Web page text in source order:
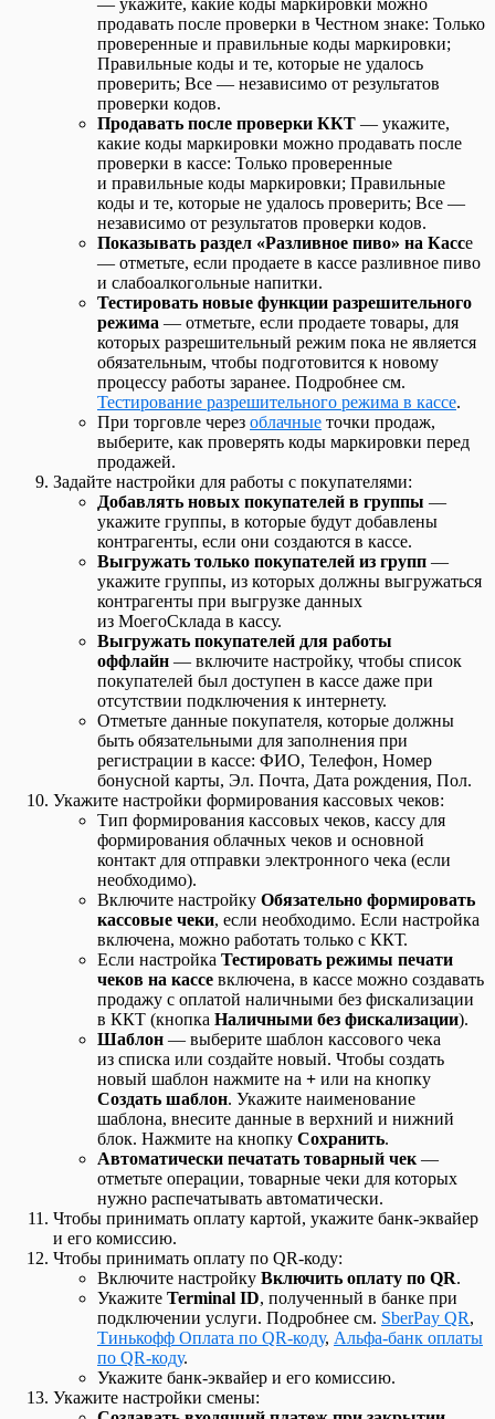
— укажите, какие коды маркировки можно
продавать после проверки в Честном знаке: Только
проверенные и правильные коды маркировки;
Правильные коды и те, которые не удалось
проверить; Все — независимо от результатов
проверки кодов.
Продавать после проверки ККТ — укажите,
какие коды маркировки можно продавать после
проверки в кассе: Только проверенные
и правильные коды маркировки; Правильные
коды и те, которые не удалось проверить; Все —
независимо от результатов проверки кодов.
Показывать раздел «Разливное пиво» на Кассе
— отметьте, если продаете в кассе разливное пиво
и слабоалкогольные напитки.
Тестировать новые функции разрешительного
режима — отметьте, если продаете товары, для
которых разрешительный режим пока не является
обязательным, чтобы подготовится к новому
процессу работы заранее. Подробнее см.
Тестирование разрешительного режима в кассе.
При торговле через облачные точки продаж,
выберите, как проверять коды маркировки перед
продажей.
Задайте настройки для работы с покупателями:
Добавлять новых покупателей в группы —
укажите группы, в которые будут добавлены
контрагенты, если они создаются в кассе.
Выгружать только покупателей из групп —
укажите группы, из которых должны выгружаться
контрагенты при выгрузке данных
из МоегоСклада в кассу.
Выгружать покупателей для работы
оффлайн — включите настройку, чтобы список
покупателей был доступен в кассе даже при
отсутствии подключения к интернету.
Отметьте данные покупателя, которые должны
быть обязательными для заполнения при
регистрации в кассе: ФИО, Телефон, Номер
бонусной карты, Эл. Почта, Дата рождения, Пол.
Укажите настройки формирования кассовых чеков:
Тип формирования кассовых чеков, кассу для
формирования облачных чеков и основной
контакт для отправки электронного чека (если
необходимо).
Включите настройку Обязательно формировать
кассовые чеки, если необходимо. Если настройка
включена, можно работать только с ККТ.
Если настройка Тестировать режимы печати
чеков на кассе включена, в кассе можно создавать
продажу с оплатой наличными без фискализации
в ККТ (кнопка Наличными без фискализации).
Шаблон — выберите шаблон кассового чека
из списка или создайте новый. Чтобы создать
новый шаблон нажмите на + или на кнопку
Создать шаблон. Укажите наименование
шаблона, внесите данные в верхний и нижний
блок. Нажмите на кнопку Сохранить.
Автоматически печатать товарный чек —
отметьте операции, товарные чеки для которых
нужно распечатывать автоматически.
Чтобы принимать оплату картой, укажите банк-эквайер
и его комиссию.
Чтобы принимать оплату по QR-коду:
Включите настройку Включить оплату по QR.
Укажите Terminal ID, полученный в банке при
подключении услуги. Подробнее см. SberPay QR,
Тинькофф Оплата по QR-коду, Альфа-банк оплаты
по QR-коду.
Укажите банк-эквайер и его комиссию.
Укажите настройки смены: